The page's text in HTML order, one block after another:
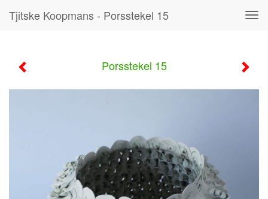
Tjitske Koopmans - Porsstekel 15
Porsstekel 15